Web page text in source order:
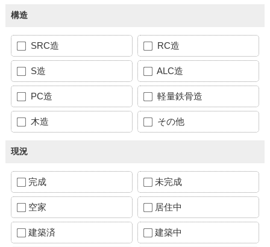
構造
SRC造 RC造
S造 ALC造
PC造 軽量鉄骨造
木造 その他
現況
完成 未完成
空家 居住中
建築済 建築中